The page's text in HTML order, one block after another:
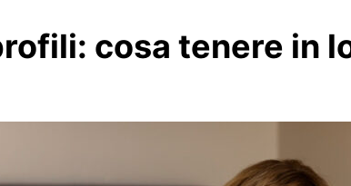
cosa tenere in